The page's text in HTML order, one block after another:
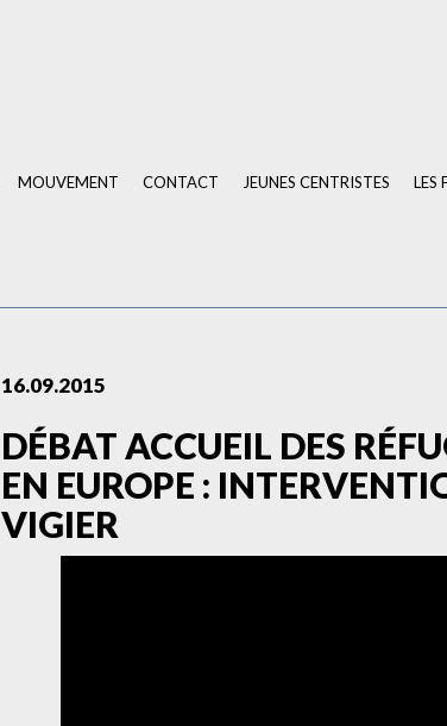
MOUVEMENT CONTACT JEUNES CENTRISTES LES
16.09.2015
DÉBAT ACCUEIL DES
EN EUROPE :
VIGIER